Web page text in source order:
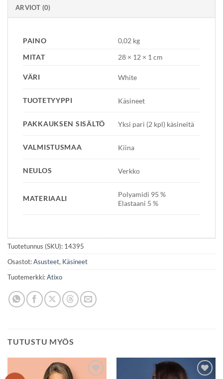
ARVIOT (0)
PAINO
0,02 kg
MITAT
28 × 12 × 1 cm
VÄRI White
TUOTETYYPPI Käsineet
PAKKAUKSEN SISÄLTÖ Yksi pari (2 kpl) käsineitä
VALMISTUSMAA Kiina
NEULOS Verkko
MATERIAALI
Polyamidi 95 %
Elastaani 5 %
Tuotetunnus (SKU): 14395
Osastot:Asusteet, Käsineet
Tuotemerkki:Atixo
TUTUSTU MYÖS